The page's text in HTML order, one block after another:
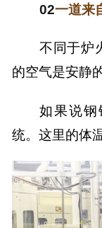
02一道来
不同于炉
的空气是安静的
如果说钢
统。这里的体